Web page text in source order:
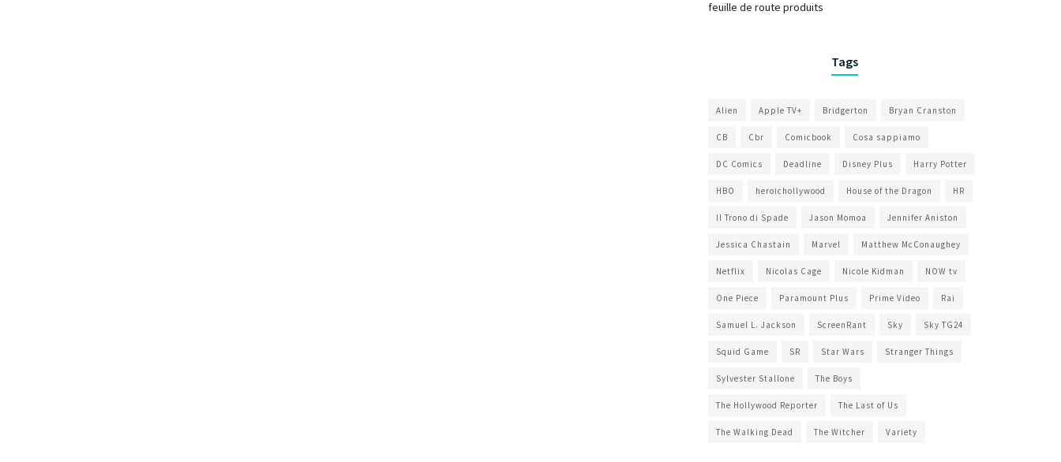
feuille de route produits
Tags
Alien Apple TV+ Bridgerton Bryan Cranston
CB Cbr Comicbook Cosa sappiamo
DC Comics Deadline Disney Plus Harry Potter
HBO heroichollywood House of the Dragon HR
Il Trono di Spade Jason Momoa Jennifer Aniston
Jessica Chastain Marvel Matthew McConaughey
Netflix Nicolas Cage Nicole Kidman NOW tv
One Piece Paramount Plus Prime Video Rai
Samuel L. Jackson ScreenRant Sky Sky TG24
Squid Game SR Star Wars Stranger Things
Sylvester Stallone The Boys
The Hollywood Reporter The Last of Us
The Walking Dead The Witcher Variety